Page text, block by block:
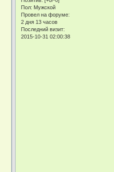
Пол: Мужской
Провел на форуме:
2 дня 13 часов
Последний визит:
2015-10-31 02:00:38